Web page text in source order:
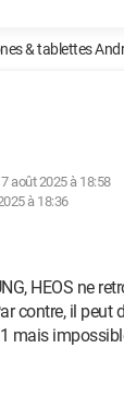
& tablettes
août 2025 à 18:58
à 18:36
HEOS ne
contre, il peut
mais